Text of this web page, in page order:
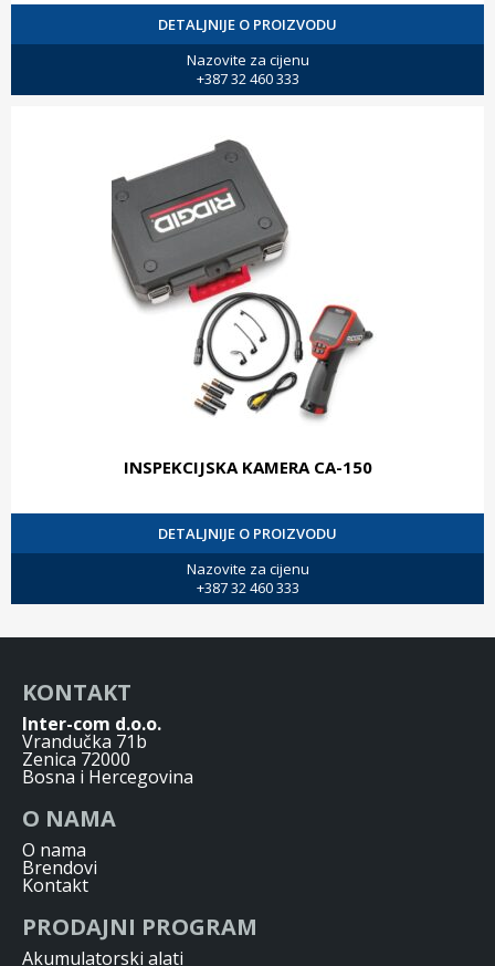
DETALJNIJE O PROIZVODU
Nazovite za cijenu
+387 32 460 333
INSPEKCIJSKA KAMERA CA-150
DETALJNIJE O PROIZVODU
Nazovite za cijenu
+387 32 460 333
KONTAKT
Inter-com d.o.o.
Vrandučka 71b
Zenica 72000
Bosna i Hercegovina
O NAMA
O nama
Brendovi
Kontakt
PRODAJNI PROGRAM
Akumulatorski alati